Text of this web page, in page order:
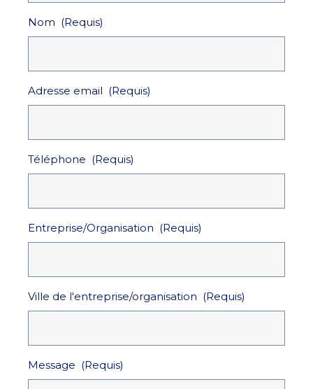
Nom (Requis)
Adresse email (Requis)
Téléphone (Requis)
Entreprise/Organisation (Requis)
Ville de l'entreprise/organisation (Requis)
Message (Requis)